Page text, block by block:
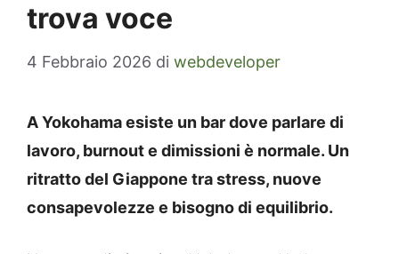
trova voce
4 Febbraio 2026 di webdeveloper
A Yokohama esiste un bar dove parlare di
lavoro, burnout e dimissioni è normale. Un
ritratto del Giappone tra stress, nuove
consapevolezze e bisogno di equilibrio.